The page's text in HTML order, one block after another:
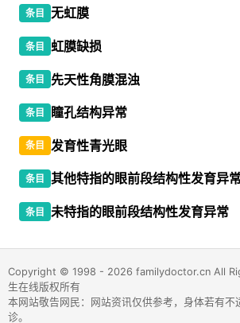
条目 无虹膜
条目 虹膜缺损
条目 先天性角膜混浊
条目 瞳孔结构异常
条目 发育性青光眼
条目 其他特指的眼前段结构性发育异
条目 未特指的眼前段结构性发育异常
Copyright © 1998 - 2026 familydoctor.cn All
生在线版权所有
本网站敬告网民：网站资讯仅供参考，身体若有不
诊。